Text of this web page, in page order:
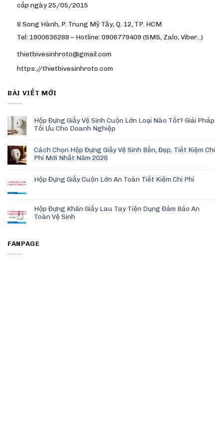
cấp ngày 25/05/2015
8 Song Hành, P. Trung Mỹ Tây, Q. 12, TP. HCM
Tel: 1900636288 – Hotline: 0906779409 (SMS, Zalo, Viber…)
thietbivesinhroto@gmail.com
https://thietbivesinhroto.com
BÀI VIẾT MỚI
Hộp Đựng Giấy Vệ Sinh Cuộn Lớn Loại Nào Tốt? Giải Pháp
Tối Ưu Cho Doanh Nghiệp
Cách Chọn Hộp Đựng Giấy Vệ Sinh Bền, Đẹp, Tiết Kiệm Chi
Phí Mới Nhất Năm 2026
Hộp Đựng Giấy Cuộn Lớn An Toàn Tiết Kiệm Chi Phí
Hộp Đựng Khăn Giấy Lau Tay Tiện Dụng Đảm Bảo An
Toàn Vệ Sinh
FANPAGE